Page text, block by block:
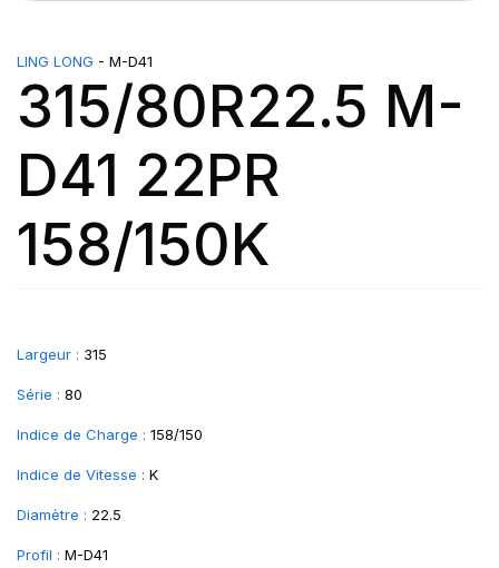
LING LONG - M-D41
315/80R22.5 M-
D41 22PR
158/150K
Largeur : 315
Série : 80
Indice de Charge : 158/150
Indice de Vitesse : K
Diamètre : 22.5
Profil : M-D41